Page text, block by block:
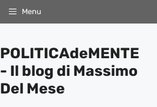
Menu
POLITICAdeMENTE
- Il blog di Massimo
Del Mese